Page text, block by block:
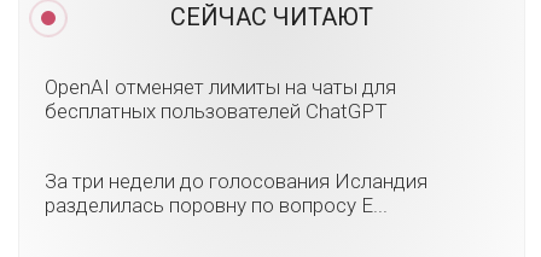
СЕЙЧАС ЧИТАЮТ
OpenAI отменяет лимиты на чаты для
бесплатных пользователей ChatGPT
За три недели до голосования Исландия
разделилась поровну по вопросу Е...